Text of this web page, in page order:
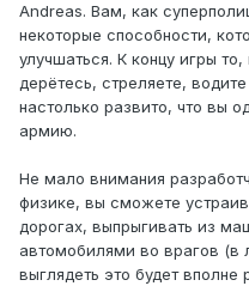
Andreas. Вам, как
некоторые способности,
улучшаться. К концу игры
дерётесь, стреляете,
настолько развито, что вы
армию.
Не мало внимания
физике, вы сможете
дорогах, выпрыгивать из
автомобилями во врагов (в
выглядеть это будет вполне